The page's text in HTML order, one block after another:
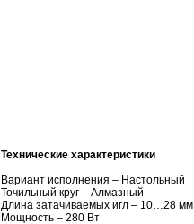
Технические характеристики
Вариант исполнения – Настольный
Точильный круг – Алмазный
Длина затачиваемых игл – 10…28 мм
Мощность – 280 Вт